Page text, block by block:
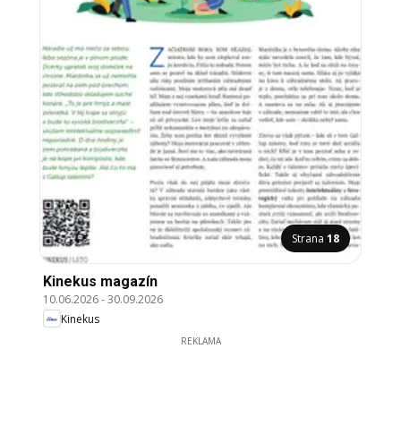
Strana 18
Kinekus magazín
10.06.2026-30.09.2026
Kinekus
REKLAMA